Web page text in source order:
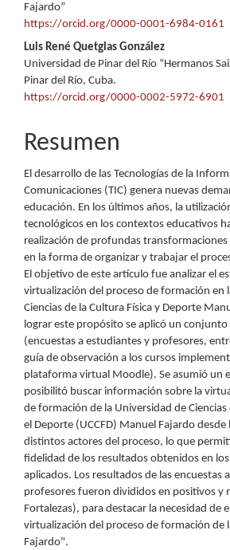
Fajardo”
https://orcid.org/0000-0001-6984-0161
Luis René Quetglas González
Universidad de Pinar del Río “Hermanos
Pinar del Río, Cuba.
https://orcid.org/0000-0002-5972-6901
Resumen
El desarrollo de las Tecnologías de la
Comunicaciones (TIC) genera nuevas
educación. En los últimos años, la
tecnológicos en los contextos educativos
realización de profundas
en la forma de organizar y trabajar el
El objetivo de este artículo fue analizar el
virtualización del proceso de formación en
Ciencias de la Cultura Física y Deporte
lograr este propósito se aplicó un
(encuestas a estudiantes y profesores,
guía de observación a los cursos
plataforma virtual Moodle). Se asumió un
posibilitó buscar información sobre la
de formación de la Universidad de Ciencias
el Deporte (UCCFD) Manuel Fajardo desde
distintos actores del proceso, lo que
fidelidad de los resultados obtenidos en
aplicados. Los resultados de las encuestas
profesores fueron divididos en positivos y
Fortalezas), para destacar la necesidad de
virtualización del proceso de formación de
Fajardo".